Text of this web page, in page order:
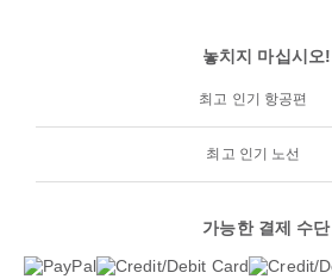
놓치지 마십시오!
최고 인기 항공편
최고 인기 노선
가능한 결제 수단